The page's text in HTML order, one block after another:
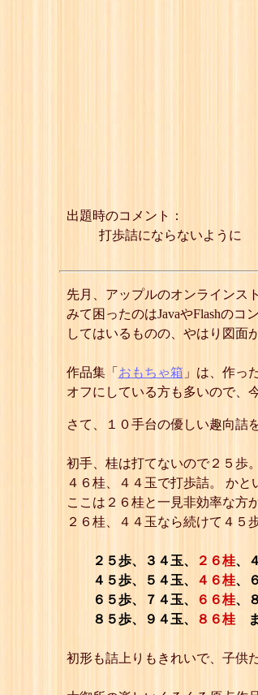
出題時のコメント：
打歩詰にならないように
先月、アップルのオンラインス
みて困ったのはJavaやFlashの
してはいるものの、やはり図面
作品集「 おもちゃ箱 」は、作っ
オフにしている方も多いので、
さて、１０手台の優しい趣向詰
初手、桂は打てないので２５歩
４６桂、４４玉で打歩詰。 かと
ここは２６桂と一見非効率な方
２６桂、４４玉なら続けて４５
２５歩、３４玉、 ２６桂、
４５歩、５４玉、
４６桂、
６５歩、７４玉、
６６桂、
８５歩、９４玉、
８６桂ま
初形も詰上りもきれいで、子供